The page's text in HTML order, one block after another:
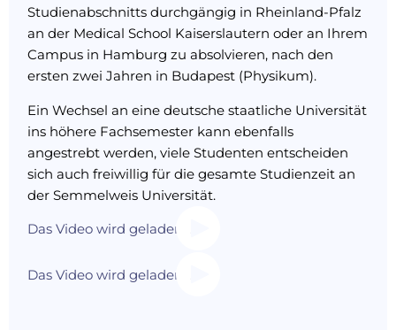
Studienabschnitts durchgängig in Rheinland-Pfalz
an der Medical School Kaiserslautern oder an Ihrem
Campus in Hamburg zu absolvieren, nach den
ersten zwei Jahren in Budapest (Physikum).
Ein Wechsel an eine deutsche staatliche Universität
ins höhere Fachsemester kann ebenfalls
angestrebt werden, viele Studenten entscheiden
sich auch freiwillig für die gesamte Studienzeit an
der Semmelweis Universität.
Das Video wird geladen...
Das Video wird geladen...